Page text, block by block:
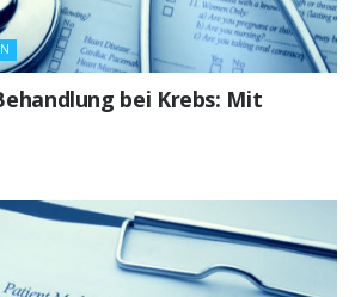
bei Krebs: Mit